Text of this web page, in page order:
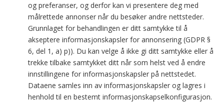
og preferanser, og derfor kan vi presentere deg med
målrettede annonser når du besøker andre nettsteder.
Grunnlaget for behandlingen er ditt samtykke til å
akseptere informasjonskapsler for annonsering (GDPR §
6, del 1, a) p)). Du kan velge å ikke gi ditt samtykke eller å
trekke tilbake samtykket ditt når som helst ved å endre
innstillingene for informasjonskapsler på nettstedet.
Dataene samles inn av informasjonskapsler og lagres i
henhold til en bestemt informasjonskapselkonfigurasjon.